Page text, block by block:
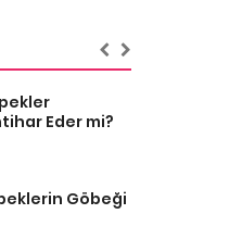
Eder mi?
Göbeği